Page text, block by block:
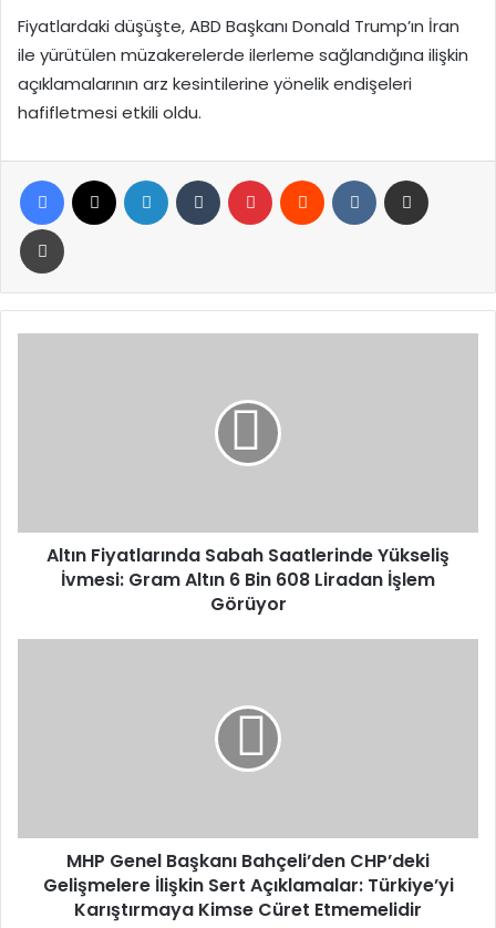
Fiyatlardaki düşüşte, ABD Başkanı Donald Trump’ın İran
ile yürütülen müzakerelerde ilerleme sağlandığına ilişkin
açıklamalarının arz kesintilerine yönelik endişeleri
hafifletmesi etkili oldu.
Facebook LinkedIn Tumblr Pinterest Reddit VKontakte
Yazdır
6
Altın Fiyatlarında Sabah Saatlerinde Yükseliş
İvmesi: Gram Altın 6 Bin 608 Liradan İşlem
Görüyor
Açıklamalar:
Türkiye’yi
Karıştırmaya
MHP Genel Başkanı Bahçeli’den CHP’deki
Gelişmelere İlişkin Sert Açıklamalar: Türkiye’yi
Karıştırmaya Kimse Cüret Etmemelidir